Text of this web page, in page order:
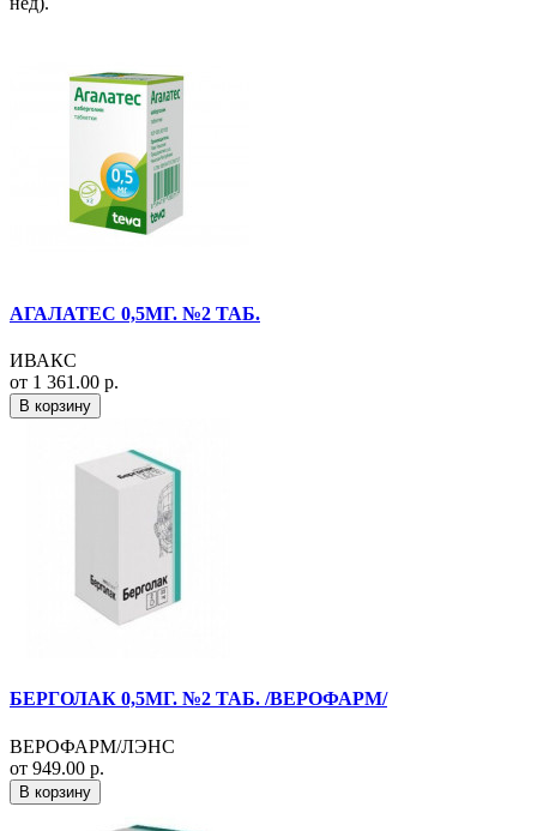
АГАЛАТЕС 0,5МГ. №2 ТАБ.
ИВАКС
от 1 361.00 р.
В корзину
БЕРГОЛАК 0,5МГ. №2 ТАБ. /ВЕРОФАРМ/
ВЕРОФАРМ/ЛЭНС
от 949.00 р.
В корзину